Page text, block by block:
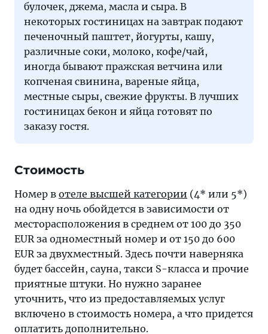
булочек, джема, масла и сыра. В
некоторых гостиницах на завтрак подают
печеночный паштет, йогурты, кашу,
различные соки, молоко, кофе/чай,
иногда бывают пражская ветчина или
копченая свинина, вареные яйца,
местные сыры, свежие фрукты. В лучших
гостиницах бекон и яйца готовят по
заказу гостя.
Стоимость
Номер в отеле высшей категории (4* или 5*)
на одну ночь обойдется в зависимости от
месторасположения в среднем от 100 до 350
EUR за одноместный номер и от 150 до 600
EUR за двухместный. Здесь почти наверняка
будет бассейн, сауна, такси S-класса и прочие
приятные штуки. Но нужно заранее
уточнить, что из предоставляемых услуг
включено в стоимость номера, а что придется
оплатить дополнительно.